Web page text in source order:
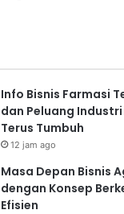
Info Bisnis Farmasi
dan Peluang
Terus Tumbuh
12 jam ago
Masa Depan Bisnis
dengan Konsep
Efisien